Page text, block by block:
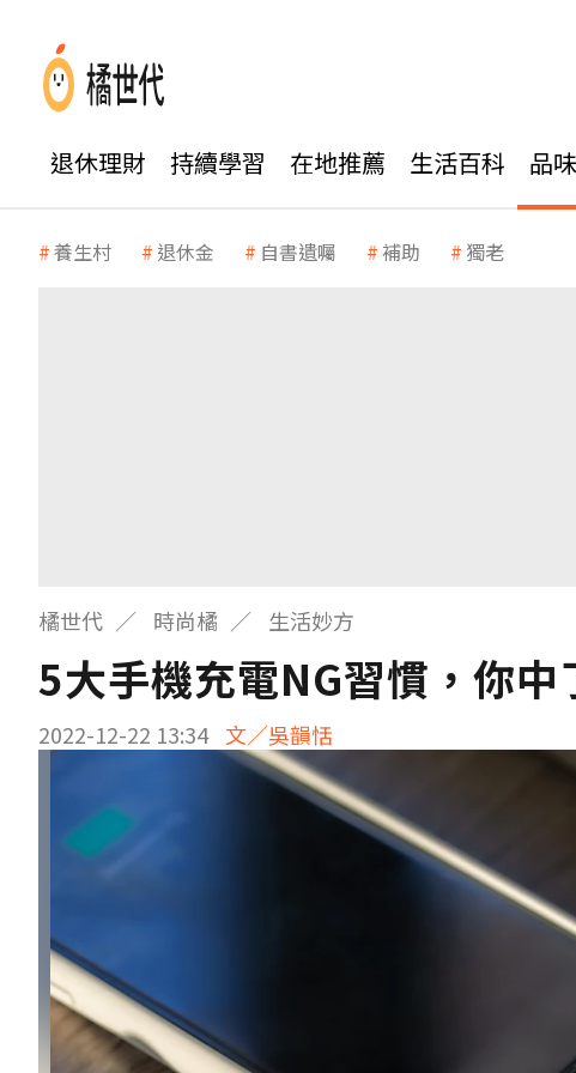
退休理財 持續學習 在地推薦 生活百科 品
養生村 退休金 自書遺囑 補助 獨老
橘世代 時尚橘 生活妙方
5大手機充電NG習慣，你
2022-12-22 13:34 文／吳韻恬